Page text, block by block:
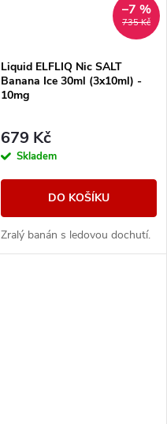
735 Kč
–7 %
Liquid ELFLIQ Nic SALT
Banana Ice 30ml (3x10ml) -
10mg
679 Kč
Skladem
DO KOŠÍKU
Zralý banán s ledovou dochutí.